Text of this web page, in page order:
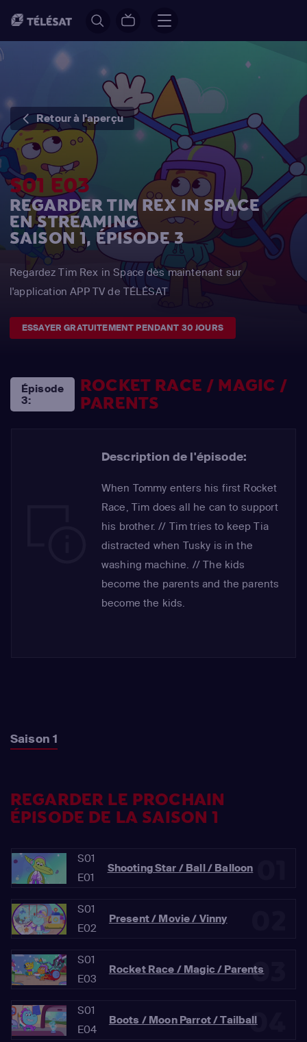
Retour à l'aperçu
S01 E03
REGARDER TIM REX IN SPACE
EN STREAMING
SAISON 1, ÉPISODE 3
Regardez Tim Rex in Space dès maintenant sur
l'application APP TV de TÉLÉSAT
ESSAYER GRATUITEMENT PENDANT 30 JOURS
Épisode
3:
ROCKET RACE / MAGIC /
PARENTS
Description de l'épisode:
When Tommy enters his first Rocket
Race, Tim does all he can to support
his brother. // Tim tries to keep Tia
distracted when Tusky is in the
washing machine. // The kids
become the parents and the parents
become the kids.
Saison 1
REGARDER LE PROCHAIN
ÉPISODE DE LA SAISON 1
S01
E01
Shooting Star / Ball / Balloon
S01
E02
Present / Movie / Vinny
03
S01
E03
Rocket Race / Magic / Parents
04
S01
E04
Boots / Moon Parrot / Tailball